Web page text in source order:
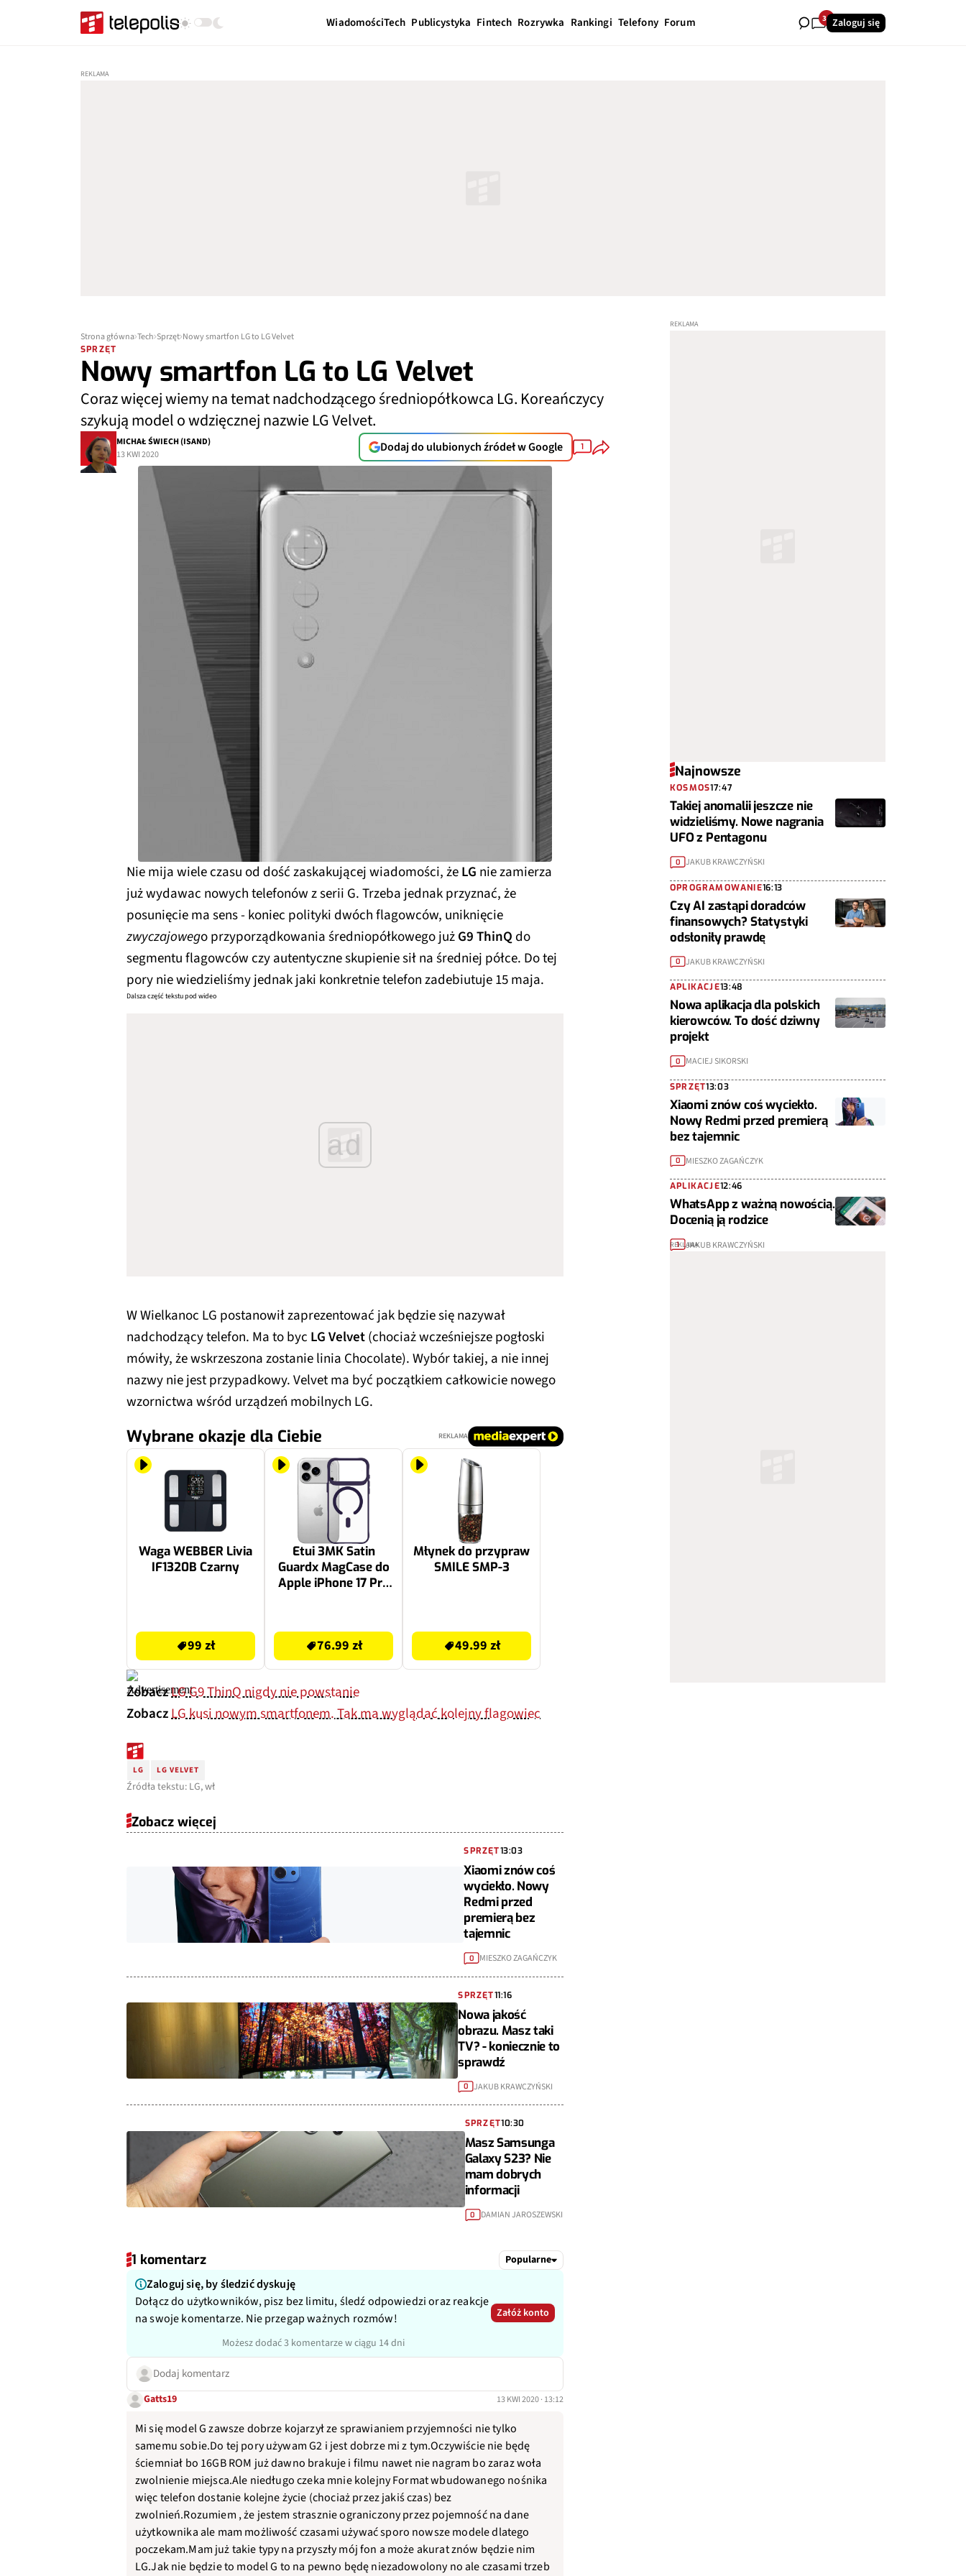
WiadomościTech Publicystyka Fintech Rozrywka Rankingi Telefony Forum 34Zaloguj się
Strona główna Tech Sprzęt Nowy smartfon LG to LG Velvet
SPRZĘT
Nowy smartfon LG to LG Velvet
Coraz więcej wiemy na temat nadchodzącego średniopółkowca LG. Koreańczycy
szykują model o wdzięcznej nazwie LG Velvet.
MICHAŁ ŚWIECH (ISAND)
13 KWI 2020
Dodaj do ulubionych źródeł w Google 1
Nie mija wiele czasu od dość zaskakującej wiadomości, żeLG nie zamierza
już wydawac nowych telefonów z serii G. Trzeba jednak przyznać, że
posunięcie ma sens - koniec polityki dwóch flagowców, uniknięcie
zwyczajowego przyporządkowania średniopółkowego jużG9 ThinQ do
segmentu flagowców czy autentyczne skupienie sił na średniej półce. Do tej
pory nie wiedzieliśmy jednak jaki konkretnie telefon zadebiutuje 15 maja.
Dalsza część tekstu pod wideo
ad
W Wielkanoc LG postanowił zaprezentować jak będzie się nazywał
nadchodzący telefon. Ma to byc LG Velvet(chociaż wcześniejsze pogłoski
mówiły, że wskrzeszona zostanie linia Chocolate). Wybór takiej, a nie innej
nazwy nie jest przypadkowy. Velvet ma być początkiem całkowicie nowego
wzornictwa wśród urządzeń mobilnych LG.
Wybrane okazje dla Ciebie REKLAMA
Waga WEBBER Livia
IF1320B Czarny
99 zł
Etui 3MK Satin
Guardx MagCase do
Apple iPhone 17 Pro
76.99 zł
Młynek do przypraw
SMILE SMP-3
49.99 zł
ZobaczLG G9 ThinQ nigdy nie powstanie
ZobaczLG kusi nowym smartfonem. Tak ma wyglądać kolejny flagowiec
LG LG VELVET
Źródła tekstu: LG, wł
Zobacz więcej
SPRZĘT13:03
Xiaomi znów coś
wyciekło. Nowy
Redmi przed
premierą bez
tajemnic
0 MIESZKO ZAGAŃCZYK
SPRZĘT11:16
Nowa jakość
obrazu. Masz taki
TV? - koniecznie to
sprawdź
0 JAKUB KRAWCZYŃSKI
SPRZĘT10:30
Masz Samsunga
Galaxy S23? Nie
mam dobrych
informacji
0 DAMIAN JAROSZEWSKI
1 komentarz Popularne
Zaloguj się, by śledzić dyskuję
Dołącz do użytkowników, pisz bez limitu, śledź odpowiedzi oraz reakcje
na swoje komentarze. Nie przegap ważnych rozmów!
Możesz dodać 3 komentarze w ciągu 14 dni
Załóż konto
Dodaj komentarz
Gatts19 13 KWI 2020 · 13:12
Mi się model G zawsze dobrze kojarzył ze sprawianiem przyjemności nie tylko
samemu sobie.Do tej pory używam G2 i jest dobrze mi z tym.Oczywiście nie będę
ściemniał bo 16GB ROM już dawno brakuje i filmu nawet nie nagram bo zaraz woła
zwolnienie miejsca.Ale niedługo czeka mnie kolejny Format wbudowanego nośnika
więc telefon dostanie kolejne życie (chociaż przez jakiś czas) bez
zwolnień.Rozumiem , że jestem strasznie ograniczony przez pojemność na dane
użytkownika ale mam możliwość czasami używać sporo nowsze modele dlatego
poczekam.Mam już takie typy na przyszły mój fon a może akurat znów będzie nim
LG.Jak nie będzie to model G to na pewno będę niezadowolony no ale czasami trzeb
Najnowsze
KOSMOS17:47
Takiej anomalii jeszcze nie
widzieliśmy. Nowe nagrania
UFO z Pentagonu
0 JAKUB KRAWCZYŃSKI
OPROGRAMOWANIE16:13
Czy AI zastąpi doradców
finansowych? Statystyki
odsłoniły prawdę
0 JAKUB KRAWCZYŃSKI
APLIKACJE13:48
Nowa aplikacja dla polskich
kierowców. To dość dziwny
projekt
0 MACIEJ SIKORSKI
SPRZĘT13:03
Xiaomi znów coś wyciekło.
Nowy Redmi przed premierą
bez tajemnic
0 MIESZKO ZAGAŃCZYK
APLIKACJE12:46
WhatsApp z ważną nowością.
Docenią ją rodzice
1 JAKUB KRAWCZYŃSKI